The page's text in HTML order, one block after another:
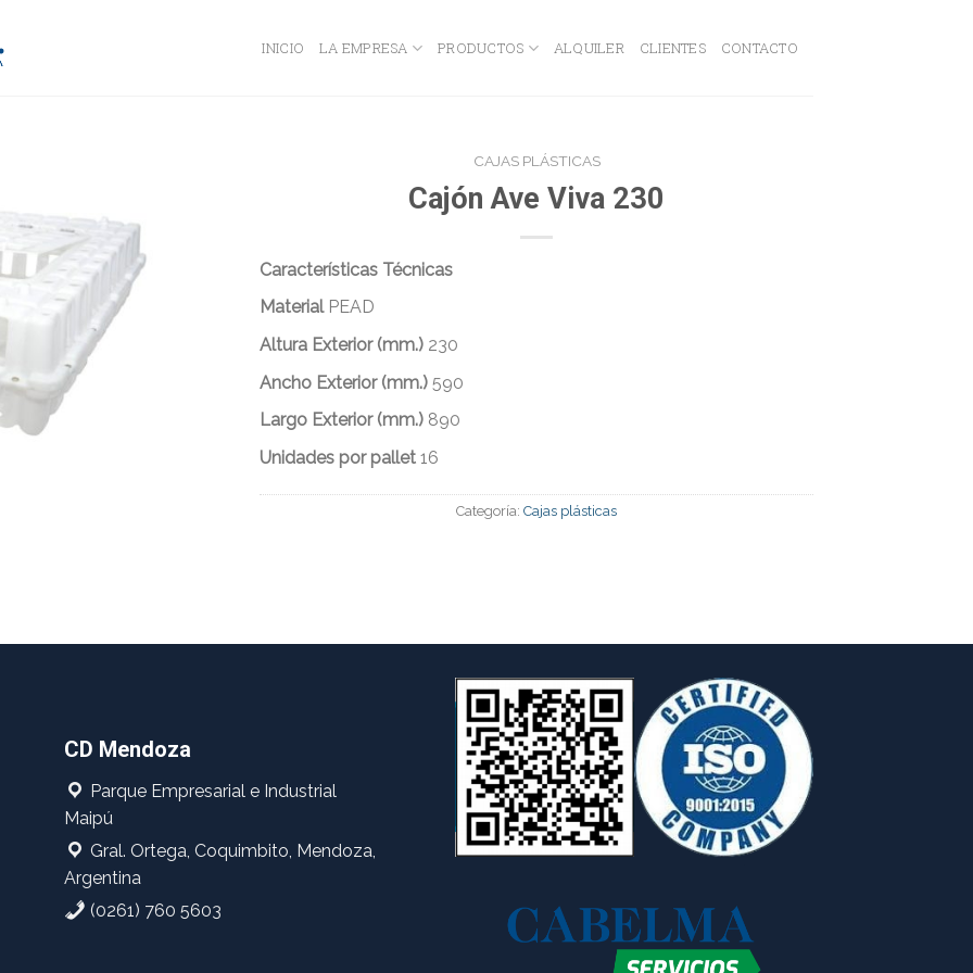
INICIO LA EMPRESA PRODUCTOS ALQUILER CLIENTES CONTACTO
CAJAS PLÁSTICAS
Cajón Ave Viva 230
Características Técnicas
MaterialPEAD
Altura Exterior (mm.) 230
Ancho Exterior (mm.) 590
Largo Exterior (mm.) 890
Unidades por pallet 16
Categoría: Cajas plásticas
CD Mendoza
Parque Empresarial e Industrial
Maipú
Gral. Ortega, Coquimbito, Mendoza,
Argentina
(0261) 760 5603